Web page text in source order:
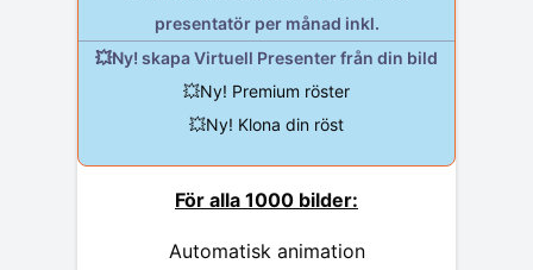
presentatör per månad inkl.
💥Ny! skapa Virtuell Presenter från din bild
💥Ny! Premium röster
💥Ny! Klona din röst
För alla 1000 bilder:
Automatisk animation